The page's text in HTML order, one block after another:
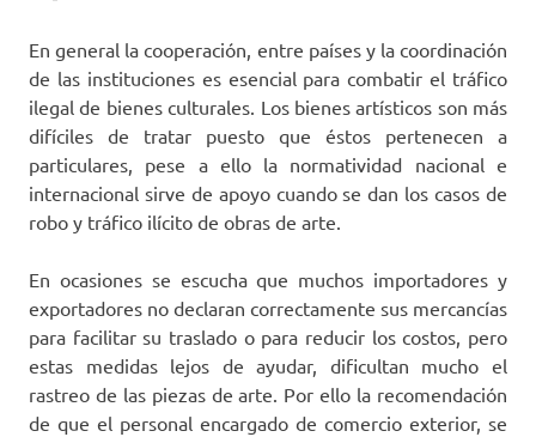
En general la cooperación, entre países y la coordinación
de las instituciones es esencial para combatir el tráfico
ilegal de bienes culturales. Los bienes artísticos son más
difíciles de tratar puesto que éstos pertenecen a
particulares, pese a ello la normatividad nacional e
internacional sirve de apoyo cuando se dan los casos de
robo y tráfico ilícito de obras de arte.
En ocasiones se escucha que muchos importadores y
exportadores no declaran correctamente sus mercancías
para facilitar su traslado o para reducir los costos, pero
estas medidas lejos de ayudar, dificultan mucho el
rastreo de las piezas de arte. Por ello la recomendación
de que el personal encargado de comercio exterior, se